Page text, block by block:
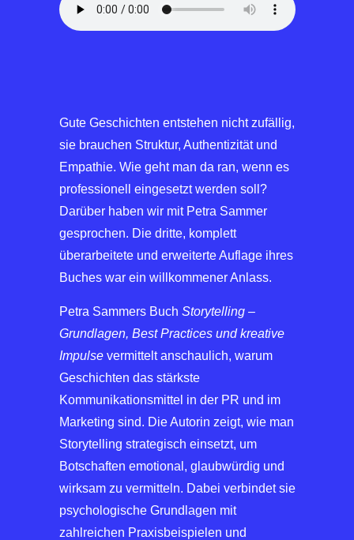
Gute Geschichten entstehen nicht zufällig,
sie brauchen Struktur, Authentizität und
Empathie. Wie geht man da ran, wenn es
professionell eingesetzt werden soll?
Darüber haben wir mit Petra Sammer
gesprochen. Die dritte, komplett
überarbeitete und erweiterte Auflage ihres
Buches war ein willkommener Anlass.
Petra Sammers Buch Storytelling –
Grundlagen, Best Practices und kreative
Impulsevermittelt anschaulich, warum
Geschichten das stärkste
Kommunikationsmittel in der PR und im
Marketing sind. Die Autorin zeigt, wie man
Storytelling strategisch einsetzt, um
Botschaften emotional, glaubwürdig und
wirksam zu vermitteln. Dabei verbindet sie
psychologische Grundlagen mit
zahlreichen Praxisbeispielen und